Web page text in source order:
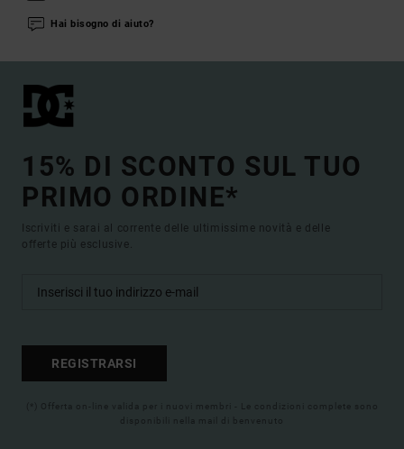
Hai bisogno di aiuto?
15% DI SCONTO SUL TUO
PRIMO ORDINE*
Iscriviti e sarai al corrente delle ultimissime novità e delle
offerte più esclusive.
REGISTRARSI
(*) Offerta on-line valida per i nuovi membri - Le condizioni complete sono
disponibili nella mail di benvenuto